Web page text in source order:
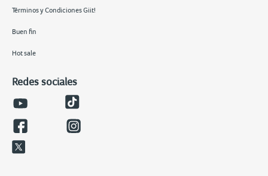
Términos y Condiciones Giit!
Buen fin
Hot sale
Redes sociales